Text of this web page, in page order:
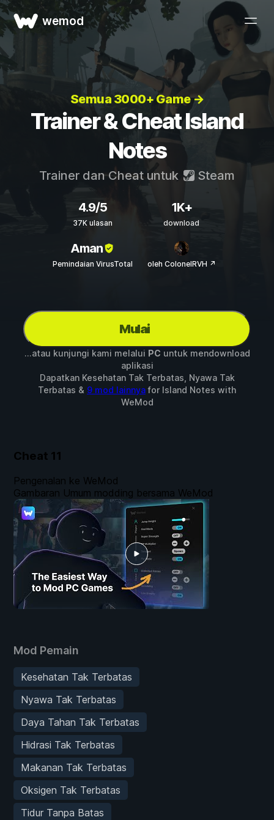
wemod
Semua 3000+ Game →
Trainer & Cheat Island
Notes
Trainer dan Cheat untuk Steam
4.9/5
37K ulasan
1K+
download
Aman
Pemindaian VirusTotal oleh ColonelRVH ↗
Mulai
...atau kunjungi kami melalui PC untuk mendownload
aplikasi
Dapatkan Kesehatan Tak Terbatas, Nyawa Tak
Terbatas & 9 mod lainnyafor Island Notes with
WeMod
Cheat 11
Mod Pemain
Kesehatan Tak Terbatas
Nyawa Tak Terbatas
Daya Tahan Tak Terbatas
Hidrasi Tak Terbatas
Makanan Tak Terbatas
Oksigen Tak Terbatas
Tidur Tanpa Batas
Pengenalan ke WeMod
Gambaran Umum modding bersama WeMod